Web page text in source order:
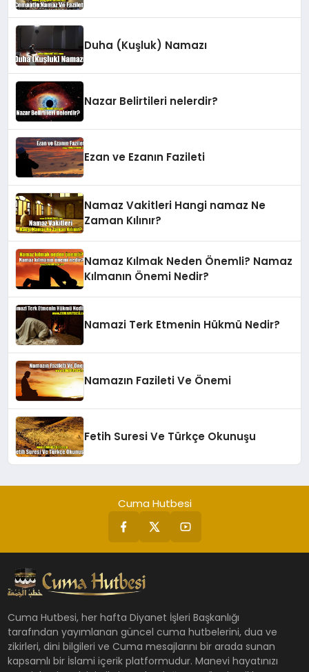
Duha (Kuşluk) Namazı
Nazar Belirtileri nelerdir?
Ezan ve Ezanın Fazileti
Namaz Vakitleri Hangi namaz Ne
Zaman Kılınır?
Namaz Kılmak Neden Önemli? Namaz
Kılmanın Önemi Nedir?
Namazi Terk Etmenin Hükmü Nedir?
Namazın Fazileti Ve Önemi
Fetih Suresi Ve Türkçe Okunuşu
Cuma Hutbesi
Cuma Hutbesi, her hafta Diyanet İşleri Başkanlığı
tarafından yayımlanan güncel cuma hutbelerini, dua ve
zikirleri, dini bilgileri ve Cuma mesajlarını bir arada sunan
kapsamlı bir İslami içerik platformudur. Manevi hayatınızı